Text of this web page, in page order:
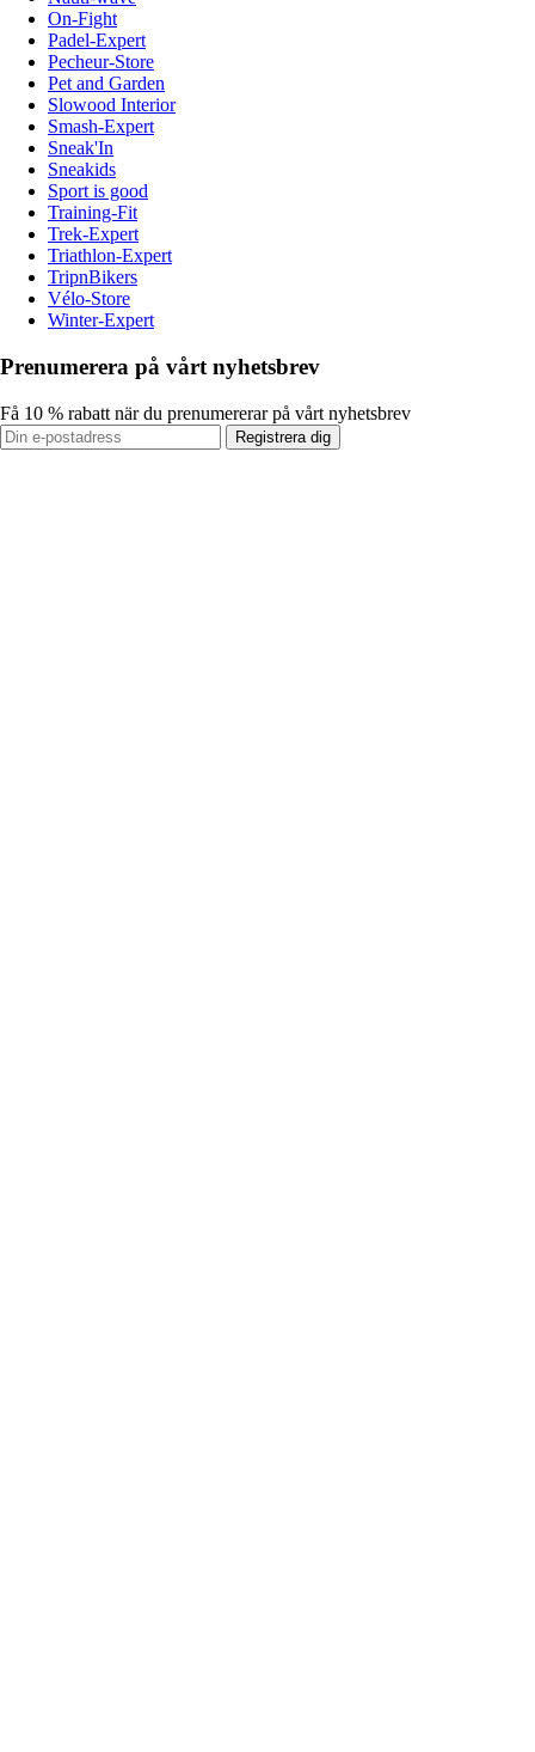
On-Fight
Padel-Expert
Pecheur-Store
Pet and Garden
Slowood Interior
Smash-Expert
Sneak'In
Sneakids
Sport is good
Training-Fit
Trek-Expert
Triathlon-Expert
TripnBikers
Vélo-Store
Winter-Expert
Prenumerera på vårt nyhetsbrev
Få 10 % rabatt när du prenumererar på vårt nyhetsbrev
Registrera dig